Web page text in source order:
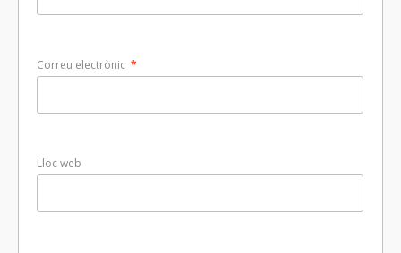
Correu electrònic *
Lloc web